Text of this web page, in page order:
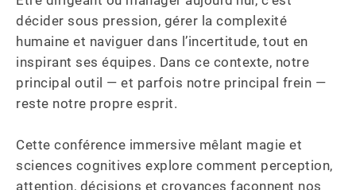
décider sous pression, gérer la complexité
humaine et naviguer dans l’incertitude, tout en
inspirant ses équipes. Dans ce contexte, notre
principal outil — et parfois notre principal frein —
reste notre propre esprit.
Cette conférence immersive mêlant magie et
sciences cognitives explore comment perception,
attention, décisions et croyances façonnent nos